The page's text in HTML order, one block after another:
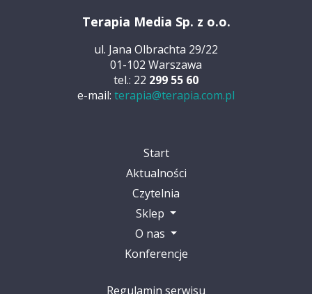
Terapia Media Sp. z o.o.
ul. Jana Olbrachta 29/22
01-102 Warszawa
tel.: 22 299 55 60
e-mail: terapia@terapia.com.pl
Start
Aktualności
Czytelnia
Sklep
O nas
Konferencje
Regulamin serwisu